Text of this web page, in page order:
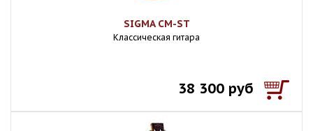
SIGMA CM-ST
Классическая гитара
38 300 руб